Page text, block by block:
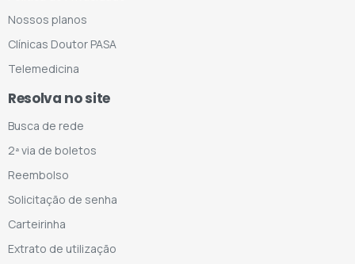
Nossos planos
Clínicas Doutor PASA
Telemedicina
Resolva no site
Busca de rede
2ª via de boletos
Reembolso
Solicitação de senha
Carteirinha
Extrato de utilização